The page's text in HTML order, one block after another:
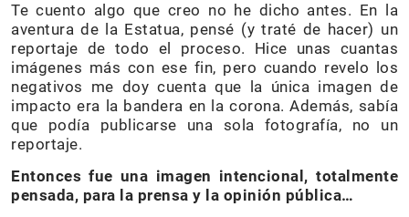
Te cuento algo que creo no he dicho antes. En la
aventura de la Estatua, pensé (y traté de hacer) un
reportaje de todo el proceso. Hice unas cuantas
imágenes más con ese fin, pero cuando revelo los
negativos me doy cuenta que la única imagen de
impacto era la bandera en la corona. Además, sabía
que podía publicarse una sola fotografía, no un
reportaje.
Entonces fue una imagen intencional, totalmente
pensada, para la prensa y la opinión pública…